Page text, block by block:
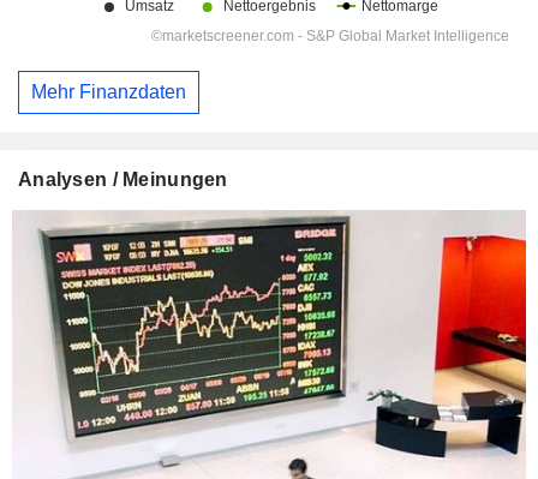
Mehr Finanzdaten
Analysen / Meinungen